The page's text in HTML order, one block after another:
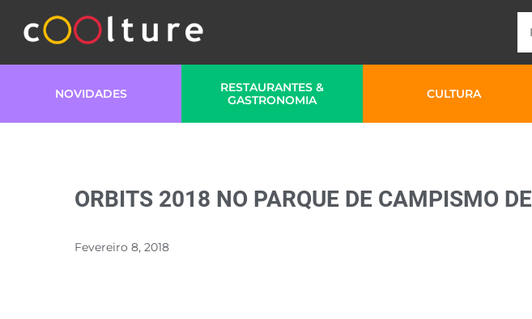
NOVIDADES
RESTAURANTES &
GASTRONOMIA
CULTURA
ORBITS 2018 NO PARQUE DE CAMPISMO
Fevereiro 8, 2018